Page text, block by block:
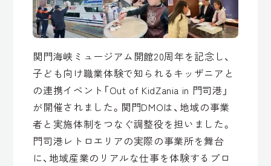
関門海峡ミュージアム開館20周年を記念し、
子ども向け職業体験で知られるキッザニアと
の連携イベント「Out of KidZania in 門司港」
が開催されました。関門DMOは、地域の事業
者と実施体制をつなぐ調整役を担いました。
門司港レトロエリアの実際の事業所を舞台
に、地域産業のリアルな仕事を体験するプロ